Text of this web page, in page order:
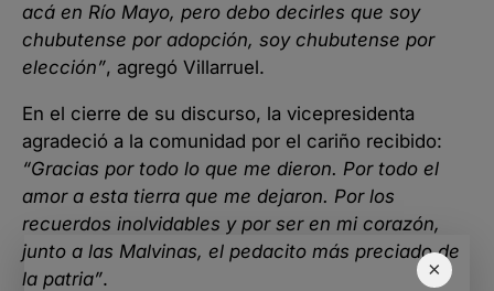
×
acá en Río Mayo, pero debo decirles que soy
chubutense por adopción, soy chubutense por
elección”, agregó Villarruel.
En el cierre de su discurso, la vicepresidenta
agradeció a la comunidad por el cariño recibido:
“Gracias por todo lo que me dieron. Por todo el
amor a esta tierra que me dejaron. Por los
recuerdos inolvidables y por ser en mi corazón,
junto a las Malvinas, el pedacito más preciado de
la patria”.